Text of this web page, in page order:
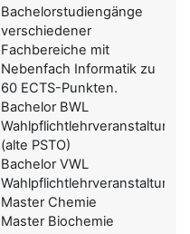
Bachelorstudiengänge
verschiedener
Fachbereiche mit
Nebenfach Informatik zu
60 ECTS-Punkten.
Bachelor BWL
Wahlpflichtlehrveranstaltung
(alte PSTO)
Bachelor VWL
Wahlpflichtlehrveranstaltung
Master Chemie
Master Biochemie